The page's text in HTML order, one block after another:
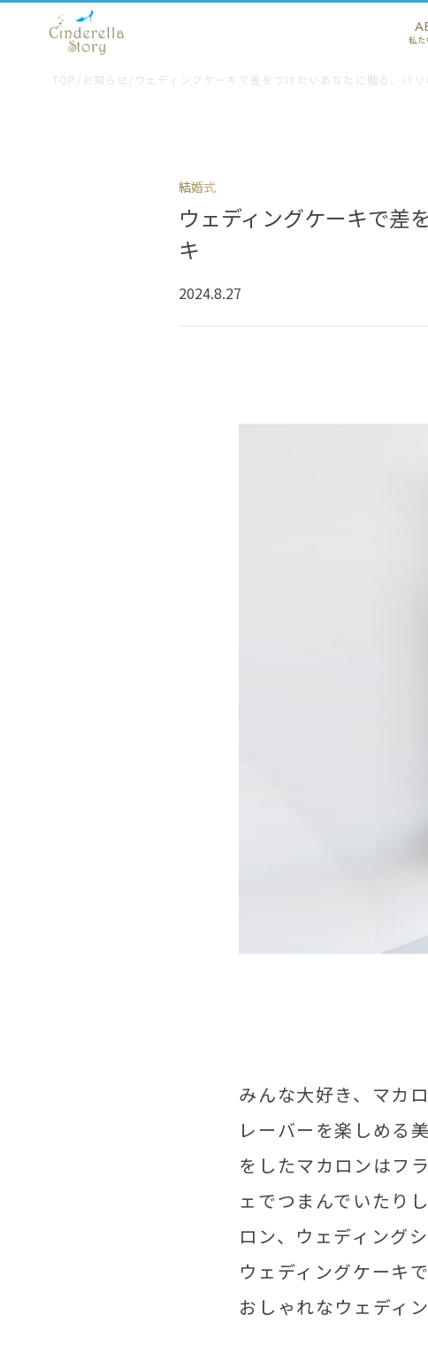
私た
TOP お知らせ ウェディングケーキで差をつけたいあなたに贈る、パ
結婚式
ウェディングケーキで差
キ
2024.8.27
みんな大好き、マカ
レーバーを楽しめる
をしたマカロンはフ
ェでつまんでいたり
ロン、ウェディング
ウェディングケーキ
おしゃれなウェディ